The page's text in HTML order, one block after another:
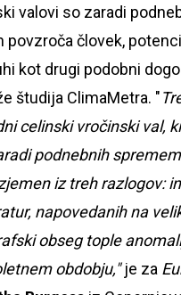
valovi so zaradi
povzroča človek,
kot drugi podobni
študija ClimaMetra. "
celinski vročinski val,
podnebnih
iz treh razlogov:
napovedanih na
obseg tople
obdobju,"je za